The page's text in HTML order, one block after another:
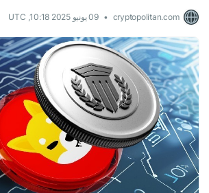
cryptopolitan.com 09 يونيو 2025 10:18, UTC